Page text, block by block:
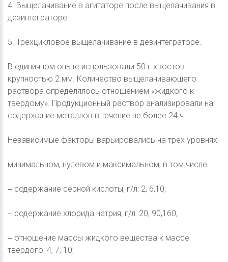
4. Выщелачивание в агитаторе после выщелачивания в
дезинтеграторе.
5. Трехцикловое выщелачивание в дезинтеграторе.
В единичном опыте использовали 50 г хвостов
крупностью 2 мм. Количество выщелачивающего
раствора определялось отношением «жидкого к
твердому». Продукционный раствор анализировали на
содержание металлов в течение не более 24 ч.
Независимые факторы варьировались на трех уровнях:
минимальном, нулевом и максимальном, в том числе:
‒ содержание серной кислоты, г/л: 2, 6,10;
‒ содержание хлорида натрия, г/л: 20, 90,160;
‒ отношение массы жидкого вещества к массе
твердого: 4, 7, 10;